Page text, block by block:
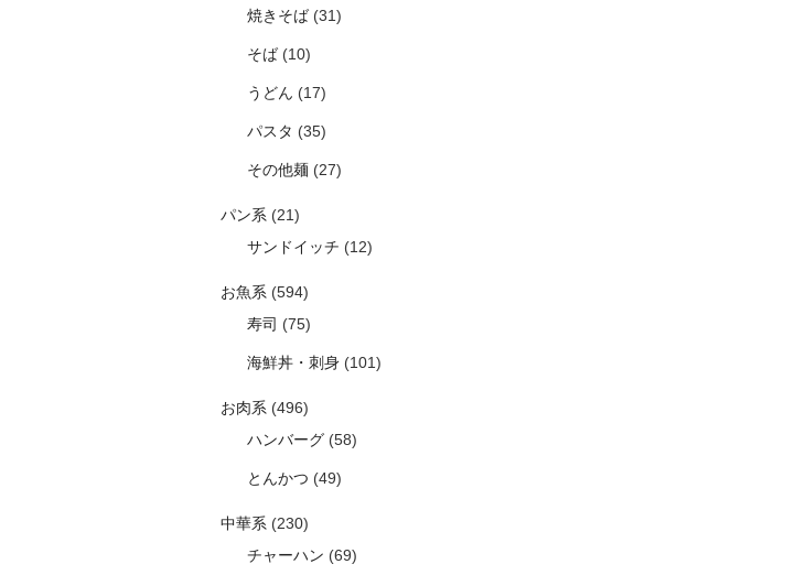
焼きそば(31)
そば(10)
うどん (17)
パスタ (35)
その他麺(27)
パン系(21)
サンドイッチ (12)
お魚系(594)
寿司 (75)
海鮮丼・刺身(101)
お肉系(496)
ハンバーグ(58)
とんかつ (49)
中華系(230)
チャーハン (69)